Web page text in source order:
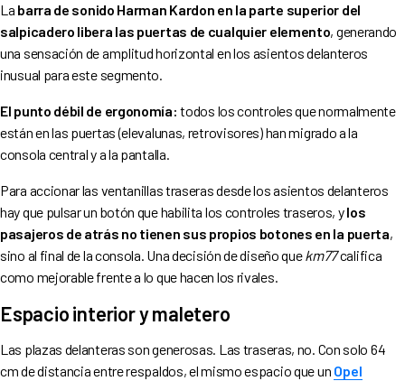
La barra de sonido Harman Kardon en la parte superior del
salpicadero libera las puertas de cualquier elemento, generando
una sensación de amplitud horizontal en los asientos delanteros
inusual para este segmento.
El punto débil de ergonomía: todos los controles que normalmente
están en las puertas (elevalunas, retrovisores) han migrado a la
consola central y a la pantalla.
Para accionar las ventanillas traseras desde los asientos delanteros
hay que pulsar un botón que habilita los controles traseros, ylos
pasajeros de atrás no tienen sus propios botones en la puerta,
sino al final de la consola. Una decisión de diseño quekm77califica
como mejorable frente a lo que hacen los rivales.
Espacio interior y maletero
Las plazas delanteras son generosas. Las traseras, no. Con solo 64
cm de distancia entre respaldos, el mismo espacio que un Opel